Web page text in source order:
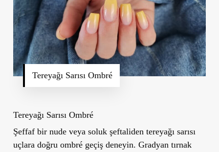
Tereyağı Sarısı Ombré
Tereyağı Sarısı Ombré
Şeffaf bir nude veya soluk şeftaliden tereyağı sarısı
uçlara doğru ombré geçiş deneyin. Gradyan tırnak